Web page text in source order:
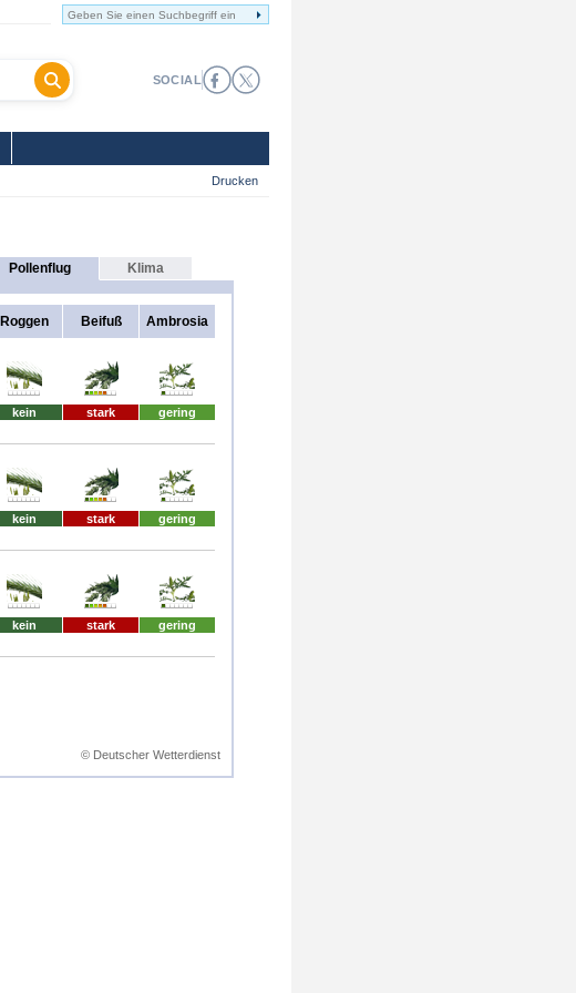
SOCIAL
Drucken
Pollenflug Klima
Roggen Beifuß Ambrosia
kein stark gering
kein stark gering
kein stark gering
© Deutscher Wetterdienst